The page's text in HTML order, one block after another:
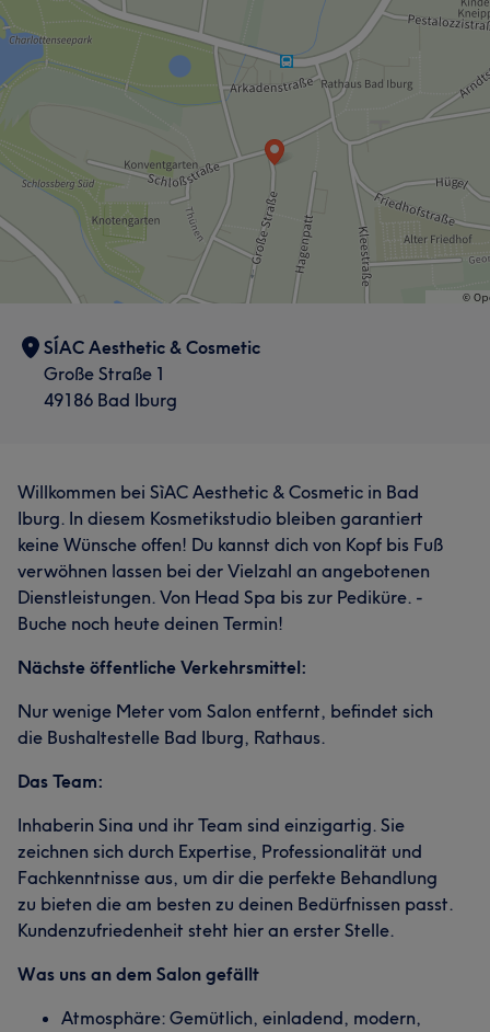
SÍAC Aesthetic & Cosmetic
Große Straße 1
49186 Bad Iburg
Willkommen bei SìAC Aesthetic & Cosmetic in Bad
Iburg. In diesem Kosmetikstudio bleiben garantiert
keine Wünsche offen! Du kannst dich von Kopf bis Fuß
verwöhnen lassen bei der Vielzahl an angebotenen
Dienstleistungen. Von Head Spa bis zur Pediküre. -
Buche noch heute deinen Termin!
Nächste öffentliche Verkehrsmittel:
Nur wenige Meter vom Salon entfernt, befindet sich
die Bushaltestelle Bad Iburg, Rathaus.
Das Team:
Inhaberin Sina und ihr Team sind einzigartig. Sie
zeichnen sich durch Expertise, Professionalität und
Fachkenntnisse aus, um dir die perfekte Behandlung
zu bieten die am besten zu deinen Bedürfnissen passt.
Kundenzufriedenheit steht hier an erster Stelle.
Was uns an dem Salon gefällt
Atmosphäre: Gemütlich, einladend, modern,